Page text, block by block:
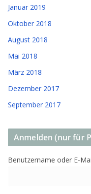
Januar 2019
Oktober 2018
August 2018
Mai 2018
März 2018
Dezember 2017
September 2017
Anmelden (nur für
Benutzername oder E-